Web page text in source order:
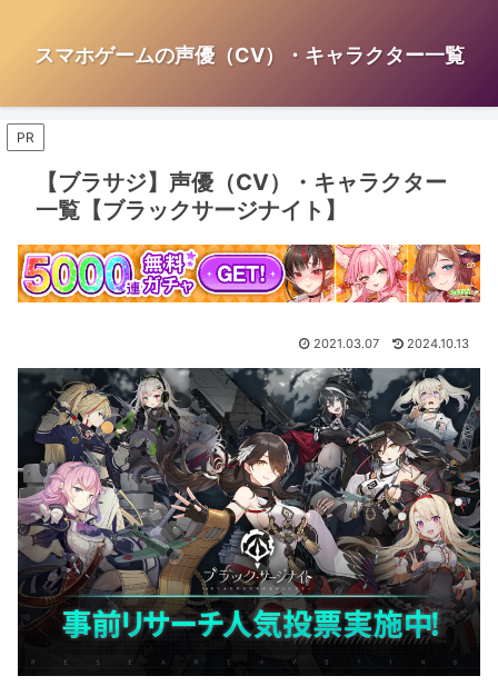
スマホゲームの声優（CV）・キャラクター一覧
PR
【ブラサジ】声優（CV）・キャラクター
一覧【ブラックサージナイト】
2021.03.07 2024.10.13